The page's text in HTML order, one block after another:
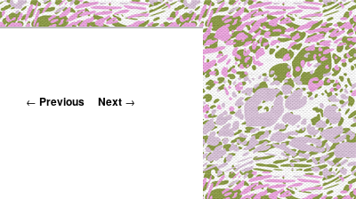
Post navigation
← Previous Next →